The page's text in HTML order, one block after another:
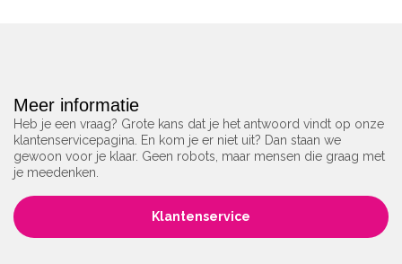
Meer informatie
Heb je een vraag? Grote kans dat je het antwoord vindt op onze
klantenservicepagina. En kom je er niet uit? Dan staan we
gewoon voor je klaar. Geen robots, maar mensen die graag met
je meedenken.
Klantenservice